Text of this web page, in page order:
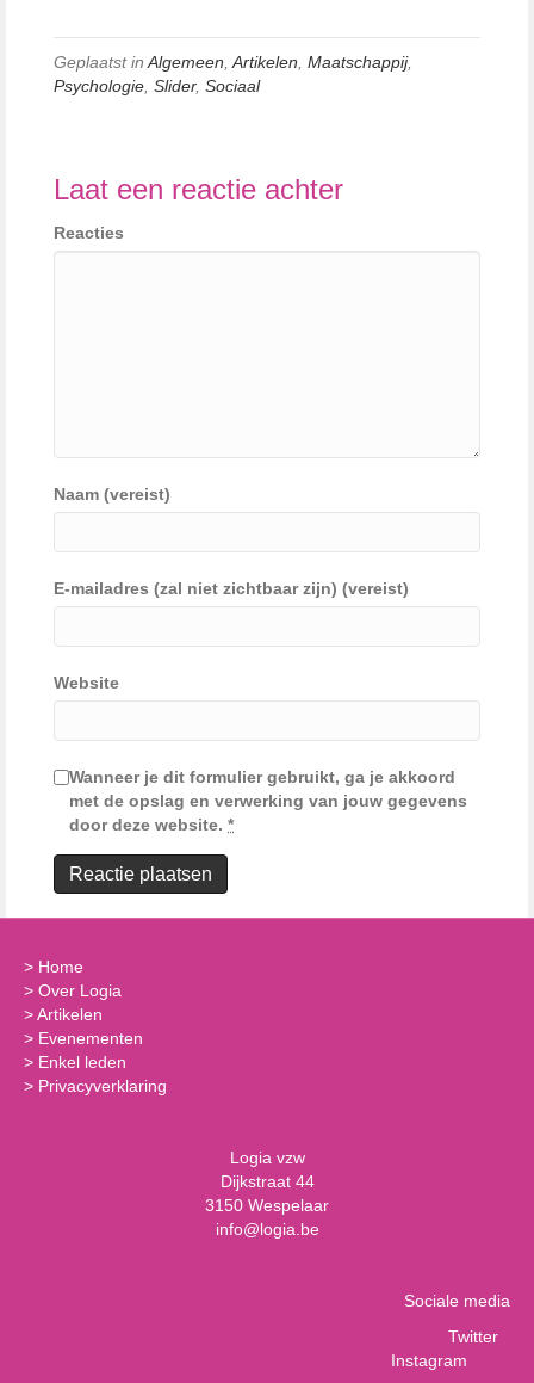
Geplaatst in Algemeen Artikelen Maatschappij,
Psychologie Slider, Sociaal
Laat een reactie achter
Reacties
Naam (vereist)
E-mailadres (zal niet zichtbaar zijn) (vereist)
Website
Wanneer je dit formulier gebruikt, ga je akkoord
met de opslag en verwerking van jouw gegevens
door deze website. *
> Home
> Over Logia
>Artikelen
> Evenementen
> Enkel leden
> Privacyverklaring
Logia vzw
Dijkstraat 44
3150 Wespelaar
info@logia.be
Sociale media
Twitter
Instagram